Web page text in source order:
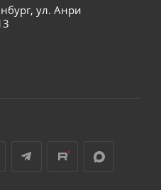
ул. Анри